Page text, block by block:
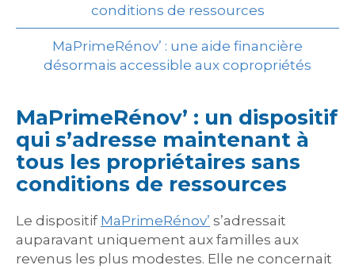
conditions de ressources
MaPrimeRénov’ : une aide financière
désormais accessible aux copropriétés
MaPrimeRénov’ : un dispositif
qui s’adresse maintenant à
tous les propriétaires sans
conditions de ressources
Le dispositif MaPrimeRénov’ s’adressait
auparavant uniquement aux familles aux
revenus les plus modestes. Elle ne concernait